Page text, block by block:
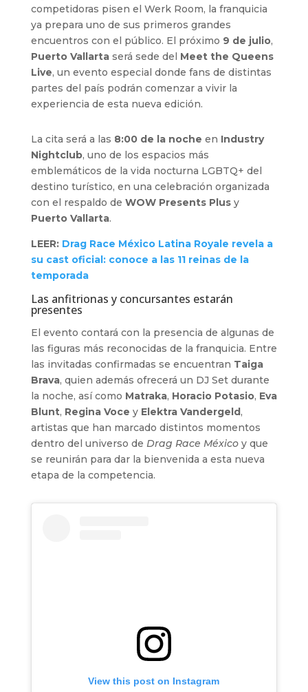
competidoras pisen el Werk Room, la franquicia
ya prepara uno de sus primeros grandes
encuentros con el público. El próximo 9 de julio,
Puerto Vallartaserá sede del Meet the Queens
Live, un evento especial donde fans de distintas
partes del país podrán comenzar a vivir la
experiencia de esta nueva edición.
La cita será a las 8:00 de la noche en Industry
Nightclub, uno de los espacios más
emblemáticos de la vida nocturna LGBTQ+ del
destino turístico, en una celebración organizada
con el respaldo de WOW Presents Plusy
Puerto Vallarta.
LEER: Drag Race México Latina Royale revela a
su cast oficial: conoce a las 11 reinas de la
temporada
Las anfitrionas y concursantes estarán
presentes
El evento contará con la presencia de algunas de
las figuras más reconocidas de la franquicia. Entre
las invitadas confirmadas se encuentran Taiga
Brava, quien además ofrecerá un DJ Set durante
la noche, así como Matraka, Horacio Potasio, Eva
Blunt, Regina Voce y Elektra Vandergeld,
artistas que han marcado distintos momentos
dentro del universo de Drag Race Méxicoy que
se reunirán para dar la bienvenida a esta nueva
etapa de la competencia.
View this post on Instagram